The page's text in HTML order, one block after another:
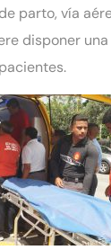
parto, vía
disponer